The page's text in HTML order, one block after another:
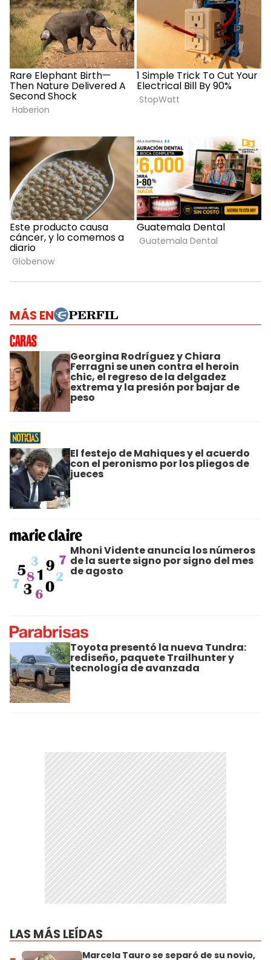
MÁS EN
Georgina Rodríguez y Chiara
Ferragni se unen contra el heroin
chic, el regreso de la delgadez
extrema y la presión por bajar de
peso
El festejo de Mahiques y el acuerdo
con el peronismo por los pliegos de
jueces
Mhoni Vidente anuncia los números
de la suerte signo por signo del mes
de agosto
Toyota presentó la nueva Tundra:
rediseño, paquete Trailhunter y
tecnología de avanzada
LAS MÁS LEÍDAS
Marcela Tauro se separó de su novio,